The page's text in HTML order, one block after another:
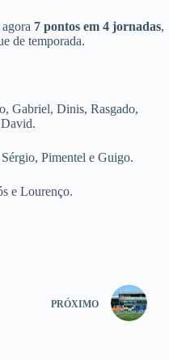
7 pontos em 4 jornadas,
de temporada.
Gabriel, Dinis, Rasgado,
Pimentel e Guigo.
e Lourenço.
PRÓXIMO